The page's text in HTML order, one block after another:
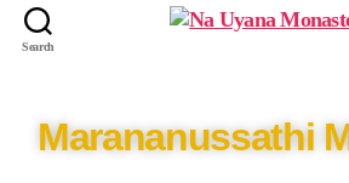
Search
Marananussathi